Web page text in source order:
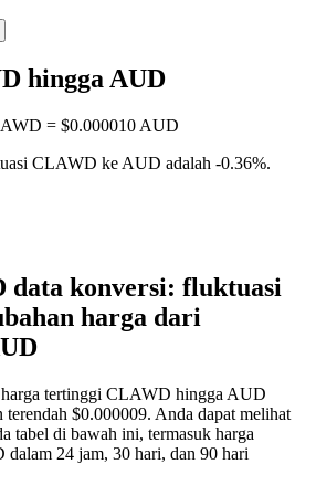
hingga AUD
= $0.000010 AUD
CLAWD ke AUD adalah -0.36%.
data konversi: fluktuasi
harga dari
tertinggi CLAWD hingga AUD
terendah $0.000009. Anda dapat melihat
tabel di bawah ini, termasuk harga
24 jam, 30 hari, dan 90 hari